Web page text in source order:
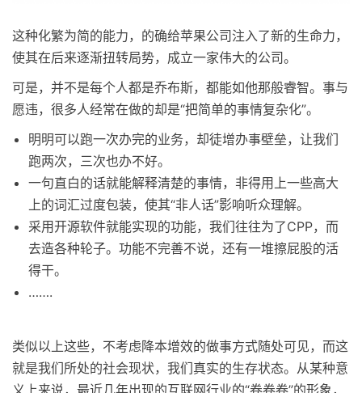
这种化繁为简的能力，的确给苹果公司注入了新的生命力，
使其在后来逐渐扭转局势，成立一家伟大的公司。
可是，并不是每个人都是乔布斯，都能如他那般睿智。事与
愿违，很多人经常在做的却是“把简单的事情复杂化”。
明明可以跑一次办完的业务，却徒增办事壁垒，让我们
跑两次，三次也办不好。
一句直白的话就能解释清楚的事情，非得用上一些高大
上的词汇过度包装，使其“非人话”影响听众理解。
采用开源软件就能实现的功能，我们往往为了CPP，而
去造各种轮子。功能不完善不说，还有一堆擦屁股的活
得干。
…….
类似以上这些，不考虑降本增效的做事方式随处可见，而这
就是我们所处的社会现状，我们真实的生存状态。从某种意
义上来说，最近几年出现的互联网行业的“卷卷卷”的形象，